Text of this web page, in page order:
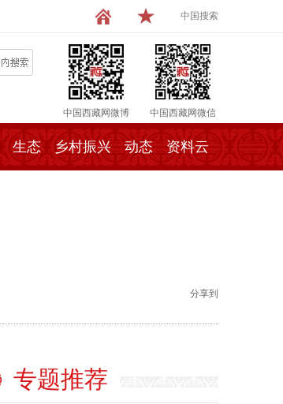
中国搜索
中国西藏网微博 中国西藏网微信
生态 乡村振兴 动态 资料云
分享到
专题推荐